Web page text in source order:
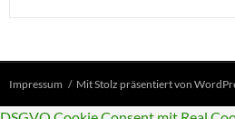
Impressum Mit Stolz präsentiert von